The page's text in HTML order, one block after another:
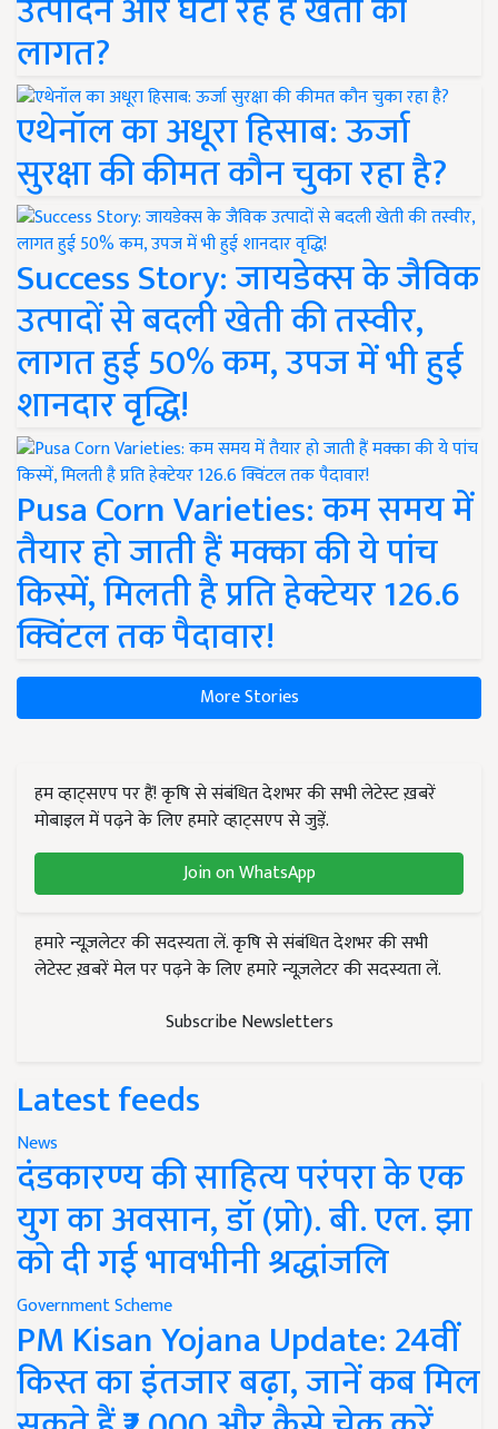
लागत?
एथेनॉल का अधूरा हिसाब: ऊर्जा
सुरक्षा की कीमत कौन चुका रहा है?
Success Story: जायडेक्स के जैविक
उत्पादों से बदली खेती की तस्वीर,
लागत हुई 50% कम, उपज में भी हुई
शानदार वृद्धि!
Pusa Corn Varieties: कम समय में
तैयार हो जाती हैं मक्का की ये पांच
किस्में, मिलती है प्रति हेक्टेयर 126.6
क्विंटल तक पैदावार!
More Stories
हम व्हाट्सएप पर हैं! कृषि से संबंधित देशभर की सभी लेटेस्ट ख़बरें
मोबाइल में पढ़ने के लिए हमारे व्हाट्सएप से जुड़ें.
Join on WhatsApp
हमारे न्यूज़लेटर की सदस्यता लें. कृषि से संबंधित देशभर की सभी
लेटेस्ट ख़बरें मेल पर पढ़ने के लिए हमारे न्यूज़लेटर की सदस्यता लें.
Subscribe Newsletters
Latest feeds
News
दंडकारण्य की साहित्य परंपरा के एक
युग का अवसान, डॉ (प्रो). बी. एल. झा
को दी गई भावभीनी श्रद्धांजलि
Government Scheme
PM Kisan Yojana Update: 24वीं
किस्त का इंतजार बढ़ा, जानें कब मिल